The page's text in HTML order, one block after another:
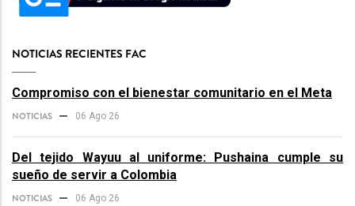
NOTICIAS RECIENTES FAC
Compromiso con el bienestar comunitario en el Meta
NOTICIAS 06 Ago 26
Del tejido Wayuu al uniforme: Pushaina cumple su
sueño de servir a Colombia
NOTICIAS 06 Ago 26